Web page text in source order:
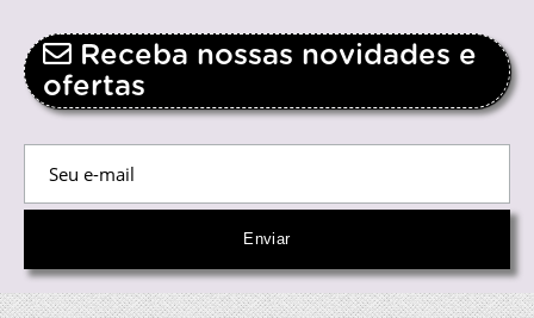
Receba nossas novidades e
ofertas